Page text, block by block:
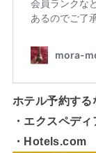
ホテル予約す
・エクスペディ
・Hotels.com